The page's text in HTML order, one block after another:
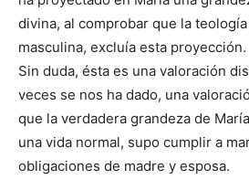
divina, al comprobar que la
masculina, excluía esta proyección.
Sin duda, ésta es una valoración
veces se nos ha dado, una
que la verdadera grandeza de
una vida normal, supo cumplir a
obligaciones de madre y esposa.